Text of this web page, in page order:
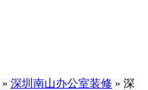
» 深圳南山办公室装修 » 深